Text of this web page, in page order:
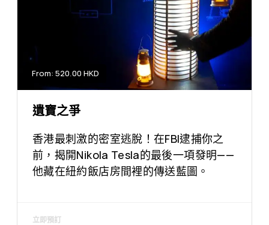
From: 520.00 HKD
遺寶之爭
香港最刺激的密室逃脫！在FBI逮捕你之
前，揭開Nikola Tesla的最後一項發明——
他藏在紐約飯店房間裡的傳送藍圖。
立即預訂